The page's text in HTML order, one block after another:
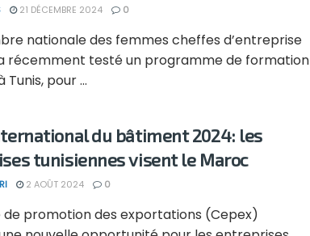
21 DÉCEMBRE 2024 0
nationale des femmes cheffes d’entreprise
récemment testé un programme de formation
pour ...
du bâtiment 2024: les
tunisiennes visent le Maroc
2 AOÛT 2024 0
de promotion des exportations (Cepex)